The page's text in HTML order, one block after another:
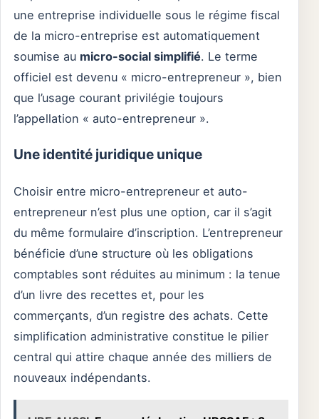
une entreprise individuelle sous le régime fiscal
de la micro-entreprise est automatiquement
soumise au micro-social simplifié. Le terme
officiel est devenu « micro-entrepreneur », bien
que l’usage courant privilégie toujours
l’appellation « auto-entrepreneur ».
Une identité juridique unique
Choisir entre micro-entrepreneur et auto-
entrepreneur n’est plus une option, car il s’agit
du même formulaire d’inscription. L’entrepreneur
bénéficie d’une structure où les obligations
comptables sont réduites au minimum : la tenue
d’un livre des recettes et, pour les
commerçants, d’un registre des achats. Cette
simplification administrative constitue le pilier
central qui attire chaque année des milliers de
nouveaux indépendants.